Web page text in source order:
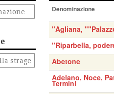
Denominazione
"Agliana,
"Riparbella,
Abetone
Adelano, Noce,
Termini